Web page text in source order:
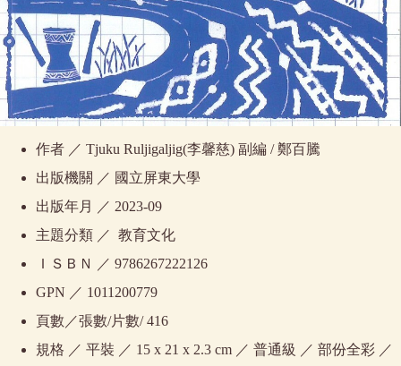
作者 ／ Tjuku Ruljigaljig(李馨慈) 副編 / 鄭百騰
出版機關 ／ 國立屏東大學
出版年月 ／ 2023-09
主題分類 ／ 教育文化
ＩＳＢＮ ／ 9786267222126
GPN ／ 1011200779
頁數／張數/片數/ 416
規格 ／ 平裝 ／ 15 x 21 x 2.3 cm ／ 普通級 ／ 部份全彩 ／